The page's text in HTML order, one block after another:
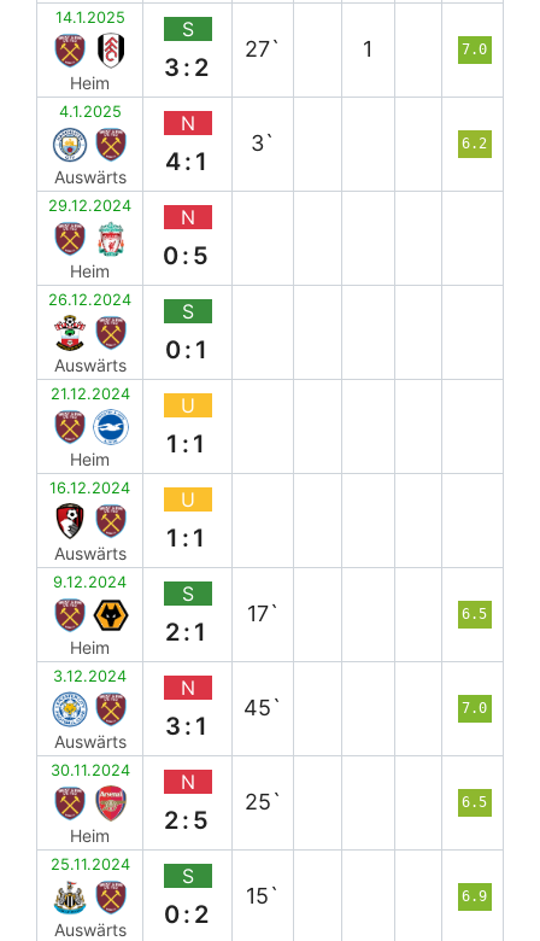
14.1.2025
Heim
S
3:2
27` 1 7.0
4.1.2025
Auswärts
N
4:1
3` 6.2
29.12.2024
Heim
N
0:5
26.12.2024
Auswärts
S
0:1
21.12.2024
Heim
U
1:1
16.12.2024
Auswärts
U
1:1
9.12.2024
Heim
S
2:1
17` 6.5
3.12.2024
Auswärts
N
3:1
45` 7.0
30.11.2024
Heim
N
2:5
25` 6.5
25.11.2024
Auswärts
S
0:2
15` 6.9